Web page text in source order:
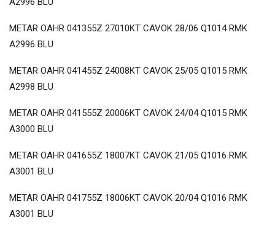
METAR OAHR 041355Z 27010KT CAVOK 28/06 Q1014 RMK
A2996 BLU
METAR OAHR 041455Z 24008KT CAVOK 25/05 Q1015 RMK
A2998 BLU
METAR OAHR 041555Z 20006KT CAVOK 24/04 Q1015 RMK
A3000 BLU
METAR OAHR 041655Z 18007KT CAVOK 21/05 Q1016 RMK
A3001 BLU
METAR OAHR 041755Z 18006KT CAVOK 20/04 Q1016 RMK
A3001 BLU